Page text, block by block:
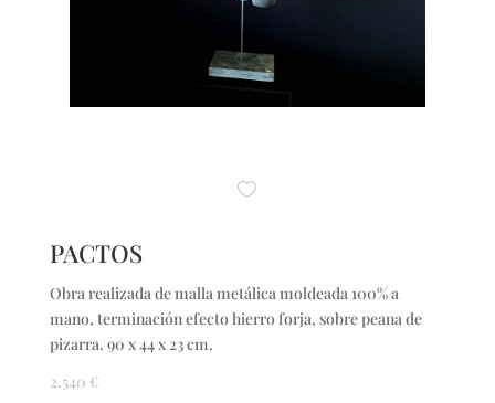
PACTOS
Obra realizada de malla metálica moldeada 100% a
mano, terminación efecto hierro forja, sobre peana de
pizarra. 90 x 44 x 23 cm.
2.540 €